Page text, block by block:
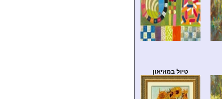
טיול במוזיאון